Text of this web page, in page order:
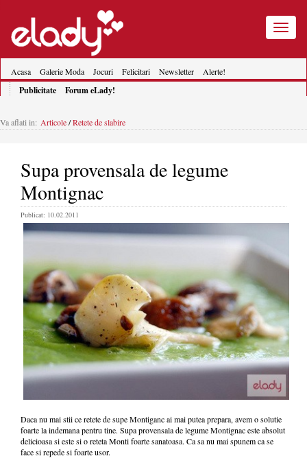
Toggle
Acasa Galerie Moda Jocuri Felicitari Newsletter Alerte!
Publicitate Forum eLady!
Va aflati in: Articole/Retete de slabire
Supa provensala de legume
Montignac
Publicat: 10.02.2011
Daca nu mai stii ce retete de supe Montiganc ai mai putea prepara, avem o solutie
foarte la indemana pentru tine. Supa provensala de legume Montignac este absolut
delicioasa si este si o reteta Monti foarte sanatoasa. Ca sa nu mai spunem ca se
face si repede si foarte usor.